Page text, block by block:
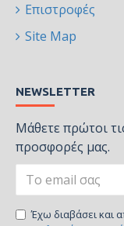
Επιστροφές
Site Map
NEWSLETTER
Μάθετε πρώτοι
προσφορές μας.
Έχω διαβάσει και